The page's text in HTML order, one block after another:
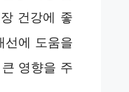
건강에 좋
선에 도움을
영향을 주